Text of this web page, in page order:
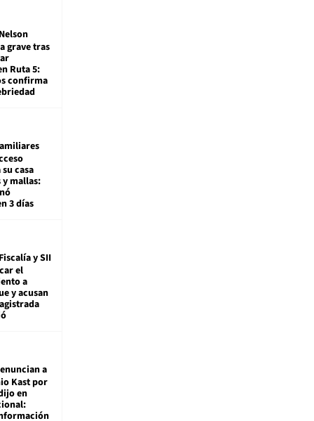
Nelson
grave tras
Ruta 5:
confirma
casa
mallas:
3 días
Fiscalía y SII
el
a
y acusan
a
Kast por
en